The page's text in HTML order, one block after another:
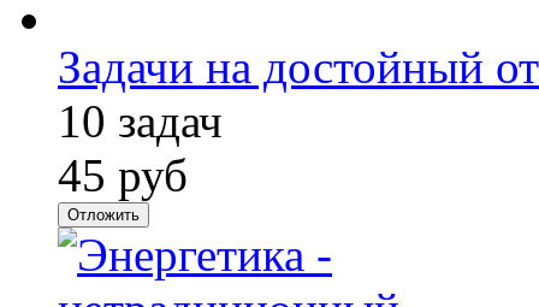
Задачи на достойный
10 задач
45 руб
Отложить